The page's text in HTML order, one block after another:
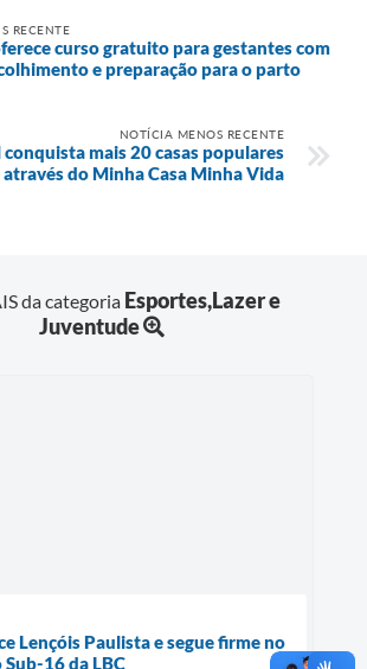
RECENTE
curso gratuito para gestantes com
e preparação para o parto
NOTÍCIA MENOS RECENTE
mais 20 casas populares
através do Minha Casa Minha Vida
da categoria Esportes,Lazer e
Juventude
Lençóis Paulista e segue firme no
16 da LBC